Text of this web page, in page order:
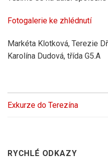
Fotogalerie ke zhlédnutí
Markéta Klotková, Terezie
Karolína Dudová, třída G5.A
Exkurze do Terezína
RYCHLÉ ODKAZY